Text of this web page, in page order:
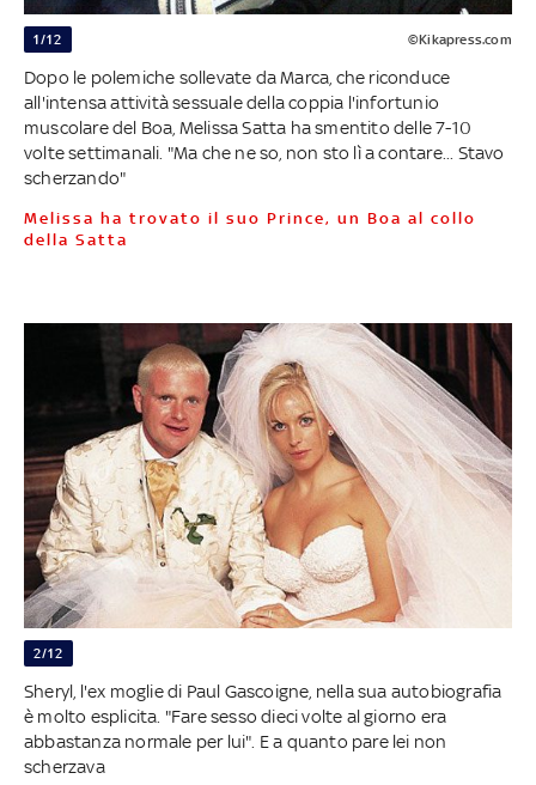
1/12 ©Kikapress.com
Dopo le polemiche sollevate da Marca, che riconduce
all'intensa attività sessuale della coppia l'infortunio
muscolare del Boa, Melissa Satta ha smentito delle 7-10
volte settimanali. "Ma che ne so, non sto lì a contare... Stavo
scherzando"
Melissa ha trovato il suo Prince, un Boa al collo
della Satta
2/12
Sheryl, l'ex moglie di Paul Gascoigne, nella sua autobiografia
è molto esplicita. "Fare sesso dieci volte al giorno era
abbastanza normale per lui". E a quanto pare lei non
scherzava